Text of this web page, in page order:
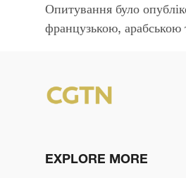
Опитування було
французькою, арабською
EXPLORE MORE